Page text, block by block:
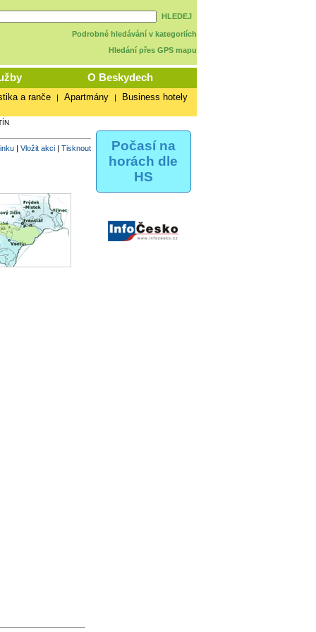
HLEDEJ
Podrobné hledávání v kategoriích
Hledání přes GPS mapu
O Beskydech
a ranče | Apartmány | Business hotely
| Vložit akci| Tisknout
Počasí na
horách dle
HS